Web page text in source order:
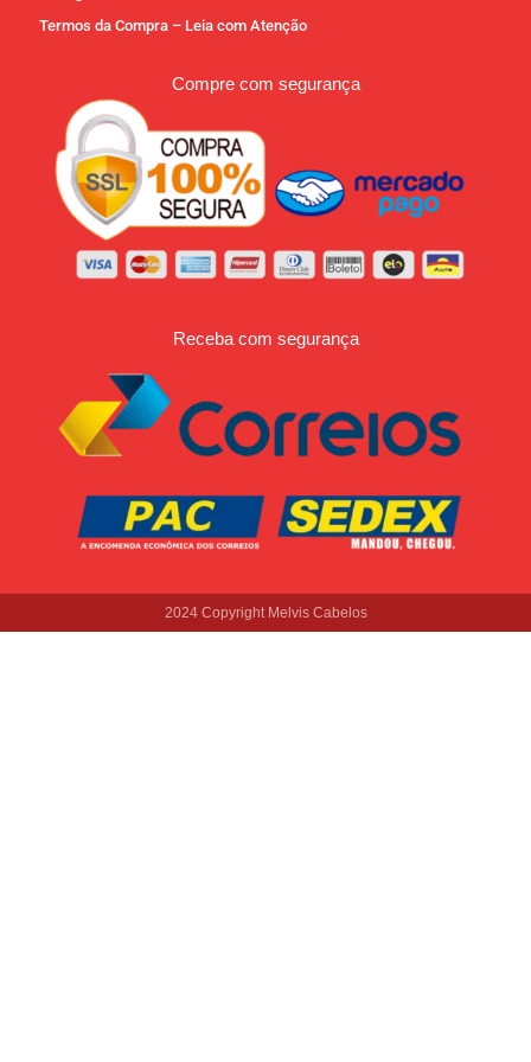
Termos da Compra – Leia com Atenção
Compre com segurança
Receba com segurança
2024 Copyright Melvis Cabelos